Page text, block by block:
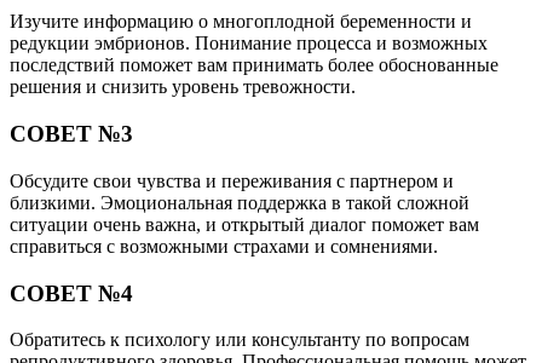
беременности?
Питание матери и ребенка при грудном
вскармливании: можно ли употреблять плов и как
правильно ввести его в рацион?